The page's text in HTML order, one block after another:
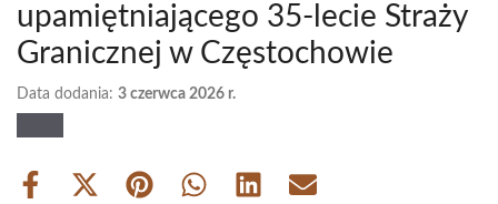
upamiętniającego 35-lecie Straży
Granicznej w Częstochowie
Data dodania: 3 czerwca 2026 r.
Share
Share Share Share Share Share